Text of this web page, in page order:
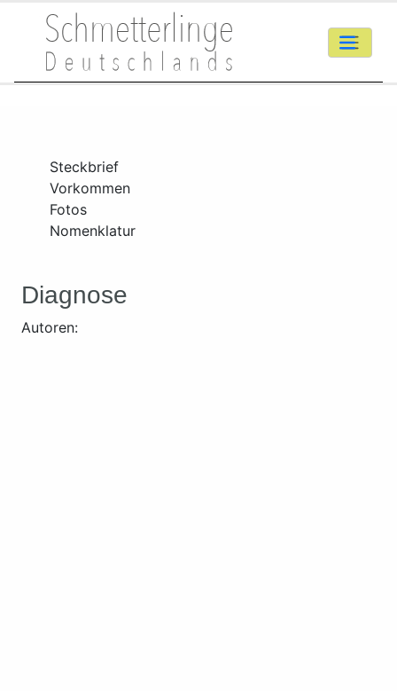
Steckbrief
Vorkommen
Fotos
Nomenklatur
Diagnose
Autoren: